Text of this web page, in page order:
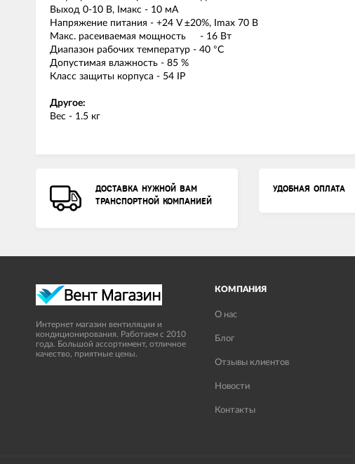
Выход 0-10 В, Iмакс - 10 мА
Напряжение питания - +24 V ±20%, Imax 70 В
Макс. расеиваемая мощность - 16 Вт
Диапазон рабочих температур - 40 °C
Допустимая влажность - 85 %
Класс защиты корпуса - 54 IP
Другое:
Вес - 1.5 кг
ДОСТАВКА НУЖНОЙ ВАМ
ТРАНСПОРТНОЙ КОМПАНИЕЙ
УДОБНАЯ ОПЛАТА
Интернет магазин вентиляции и
кондиционирования. Работаем с 2010
года. Большой ассортимент, отличное
качество, приятные цены.
КОМПАНИЯ
О нас
Блог
Отзывы клиентов
Новости
Контакты